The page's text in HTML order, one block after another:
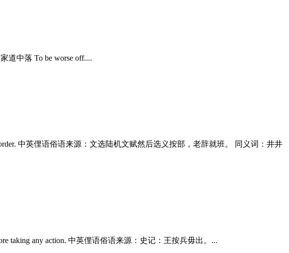
家道中落 To be worse off....
order. 中英俚语俗语来源：文选陆机文赋然后选义按部，老辞就班。 同义词：井井
taking any action. 中英俚语俗语来源：史记：王按兵毋出。...